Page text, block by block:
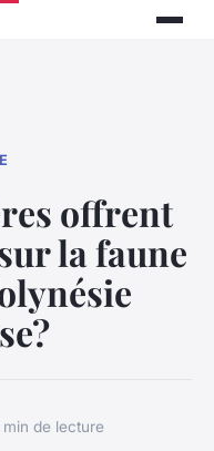
offrent
la faune
min de lecture